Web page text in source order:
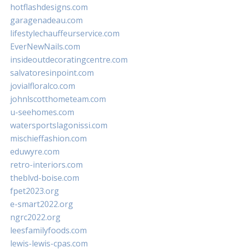
hotflashdesigns.com
garagenadeau.com
lifestylechauffeurservice.com
EverNewNails.com
insideoutdecoratingcentre.com
salvatoresinpoint.com
jovialfloralco.com
johnlscotthometeam.com
u-seehomes.com
watersportslagonissi.com
mischieffashion.com
eduwyre.com
retro-interiors.com
theblvd-boise.com
fpet2023.org
e-smart2022.org
ngrc2022.org
leesfamilyfoods.com
lewis-lewis-cpas.com